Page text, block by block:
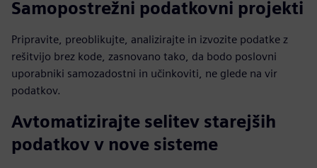
Samopostrežni podatkovni projekti
Pripravite, preoblikujte, analizirajte in izvozite podatke z
rešitvijo brez kode, zasnovano tako, da bodo poslovni
uporabniki samozadostni in učinkoviti, ne glede na vir
podatkov.
Avtomatizirajte selitev starejših
podatkov v nove sisteme